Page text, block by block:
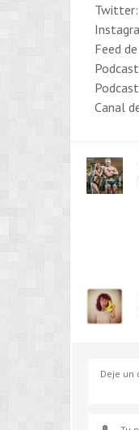
Twitter:
Feed
Canal